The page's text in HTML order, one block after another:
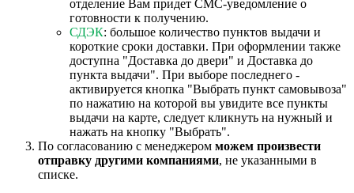
отделение Вам придет СМС-уведомление о
готовности к получению.
СДЭК: большое количество пунктов выдачи и
короткие сроки доставки. При оформлении также
доступна "Доставка до двери" и Доставка до
пункта выдачи". При выборе последнего -
активируется кнопка "Выбрать пункт самовывоза"
по нажатию на которой вы увидите все пункты
выдачи на карте, следует кликнуть на нужный и
нажать на кнопку "Выбрать".
По согласованию с менеджером можем произвести
отправку другими компаниями, не указанными в
списке.